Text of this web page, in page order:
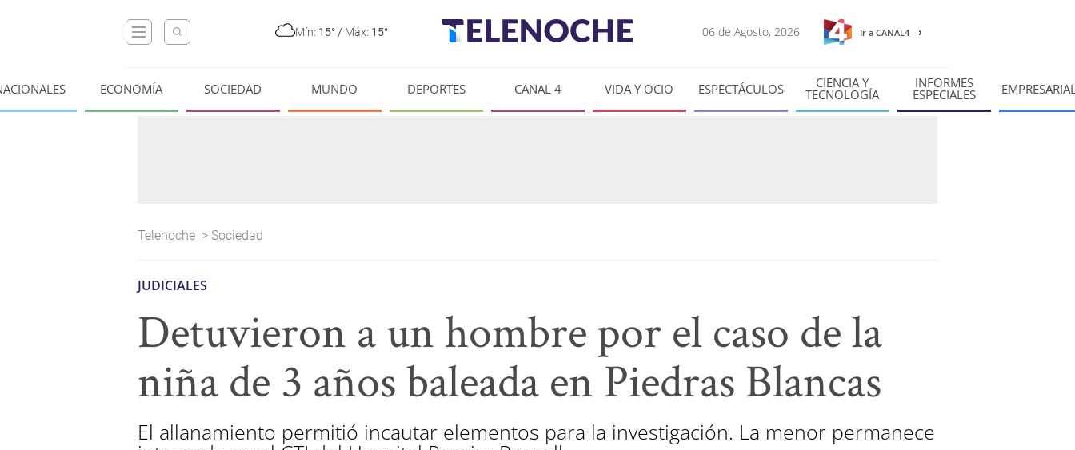
Mín: 15° / Máx: 15° 06 de Agosto, 2026 Ir a CANAL4
ECONOMÍA SOCIEDAD MUNDO DEPORTES CANAL 4 VIDA Y OCIO ESPECTÁCULOS CIENCIA Y
TECNOLOGÍA
INFORMES
ESPECIALES
Telenoche > Sociedad
JUDICIALES
Detuvieron a un hombre por el caso de la
niña de 3 años baleada en Piedras Blancas
El allanamiento permitió incautar elementos para la investigación. La menor permanece